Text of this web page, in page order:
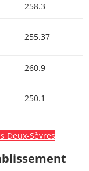
258.3
255.37
260.9
250.1
Deux-Sèvres